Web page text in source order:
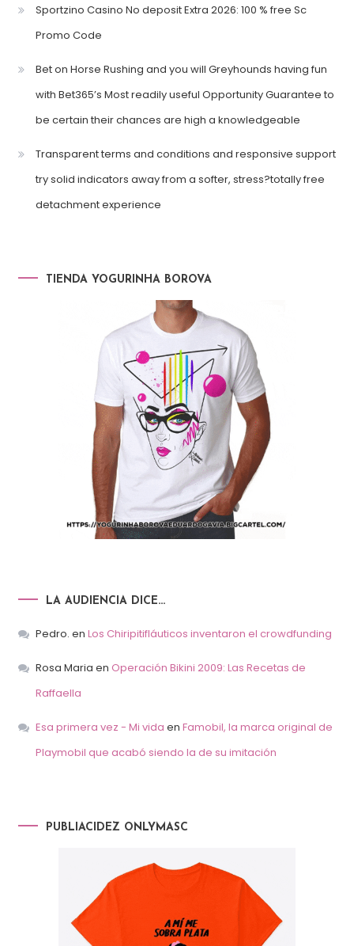
Sportzino Casino No deposit Extra 2026: 100 % free Sc
Promo Code
Bet on Horse Rushing and you will Greyhounds having fun
with Bet365’s Most readily useful Opportunity Guarantee to
be certain their chances are high a knowledgeable
Transparent terms and conditions and responsive support
try solid indicators away from a softer, stress?totally free
detachment experience
TIENDA YOGURINHA BOROVA
LA AUDIENCIA DICE…
Pedro. en Los Chiripitifláuticos inventaron el crowdfunding
Rosa Maria en Operación Bikini 2009: Las Recetas de
Raffaella
Esa primera vez - Mi vida en Famobil, la marca original de
Playmobil que acabó siendo la de su imitación
PUBLIACIDEZ ONLYMASC